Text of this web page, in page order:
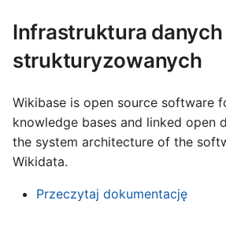
Infrastruktura danych
strukturyzowanych
Wikibase is open source software
knowledge bases and linked open
the system architecture of the
Wikidata.
Przeczytaj dokumentację